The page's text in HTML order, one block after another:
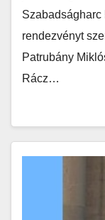
Szabadságharc
rendezvényt
Patrubány
Rácz…